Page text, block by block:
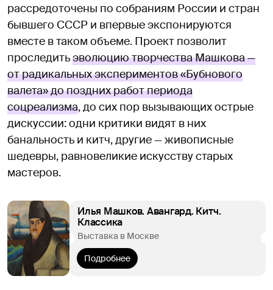
рассредоточены по собраниям России и стран
бывшего СССР и впервые экспонируются
вместе в таком объеме. Проект позволит
проследитьэволюцию творчества Машкова —
от радикальных экспериментов «Бубнового
валета» до поздних работ периода
соцреализма, до сих пор вызывающих острые
дискуссии: одни критики видят в них
банальность и китч, другие — живописные
шедевры, равновеликие искусству старых
мастеров.
Илья Машков. Авангард. Китч.
Классика
Выставка в Москве
Подробнее